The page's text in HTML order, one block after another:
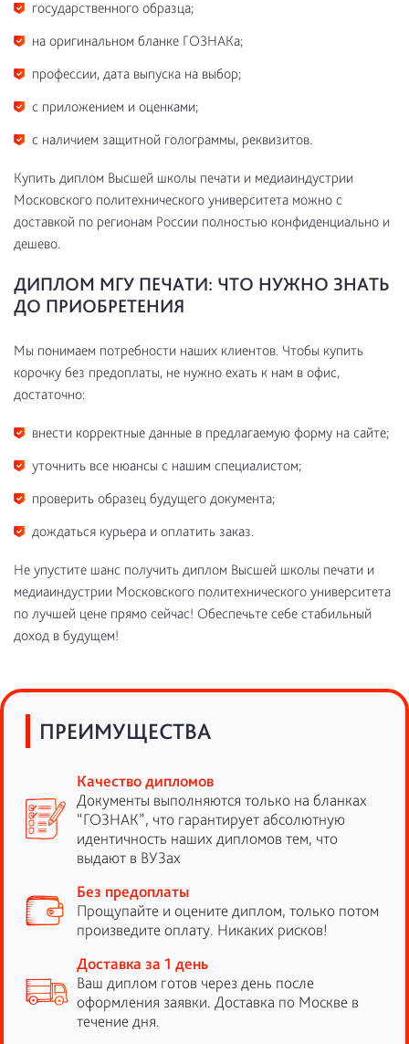
государственного образца;
на оригинальном бланке ГОЗНАКа;
профессии, дата выпуска на выбор;
с приложением и оценками;
с наличием защитной голограммы, реквизитов.
Купить диплом Высшей школы печати и медиаиндустрии
Московского политехнического университета можно с
доставкой по регионам России полностью конфиденциально и
дешево.
ДИПЛОМ МГУ ПЕЧАТИ: ЧТО НУЖНО ЗНАТЬ
ДО ПРИОБРЕТЕНИЯ
Мы понимаем потребности наших клиентов. Чтобы купить
корочку без предоплаты, не нужно ехать к нам в офис,
достаточно:
внести корректные данные в предлагаемую форму на сайте;
уточнить все нюансы с нашим специалистом;
проверить образец будущего документа;
дождаться курьера и оплатить заказ.
Не упустите шанс получить диплом Высшей школы печати и
медиаиндустрии Московского политехнического университета
по лучшей цене прямо сейчас! Обеспечьте себе стабильный
доход в будущем!
ПРЕИМУЩЕСТВА
Качество дипломов
Документы выполняются только на бланках
“ГОЗНАК”, что гарантирует абсолютную
идентичность наших дипломов тем, что
выдают в ВУЗах
Без предоплаты
Прощупайте и оцените диплом, только потом
произведите оплату. Никаких рисков!
Доставка за 1 день
Ваш диплом готов через день после
оформления заявки. Доставка по Москве в
течение дня.